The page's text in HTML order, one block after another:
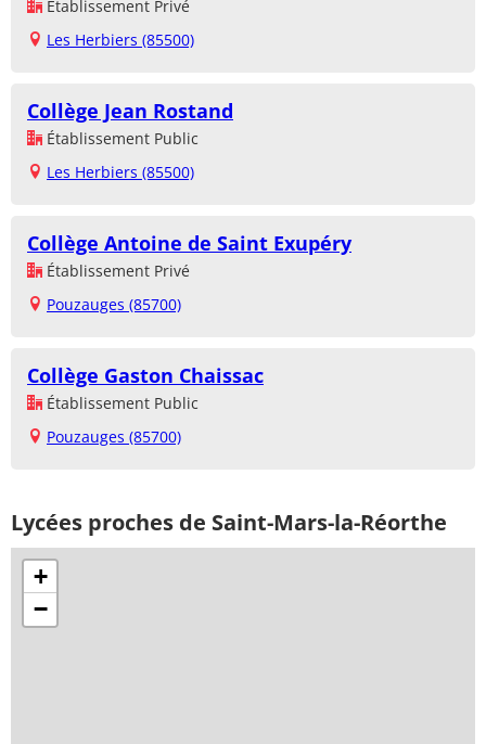
Établissement Privé
Les Herbiers (85500)
Collège Jean Rostand
Établissement Public
Les Herbiers (85500)
Collège Antoine de Saint Exupéry
Établissement Privé
Pouzauges (85700)
Collège Gaston Chaissac
Établissement Public
Pouzauges (85700)
Lycées proches de Saint-Mars-la-Réorthe
+
−